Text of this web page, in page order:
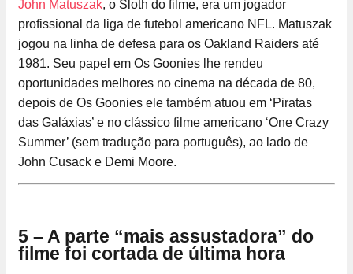
John Matuszak, o Sloth do filme, era um jogador
profissional da liga de futebol americano NFL. Matuszak
jogou na linha de defesa para os Oakland Raiders até
1981. Seu papel em Os Goonies lhe rendeu
oportunidades melhores no cinema na década de 80,
depois de Os Goonies ele também atuou em ‘Piratas
das Galáxias’ e no clássico filme americano ‘One Crazy
Summer’ (sem tradução para português), ao lado de
John Cusack e Demi Moore.
5 – A parte “mais assustadora” do
filme foi cortada de última hora